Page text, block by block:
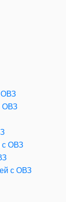
ОВЗ
ОВЗ
с ОВЗ
с ОВЗ